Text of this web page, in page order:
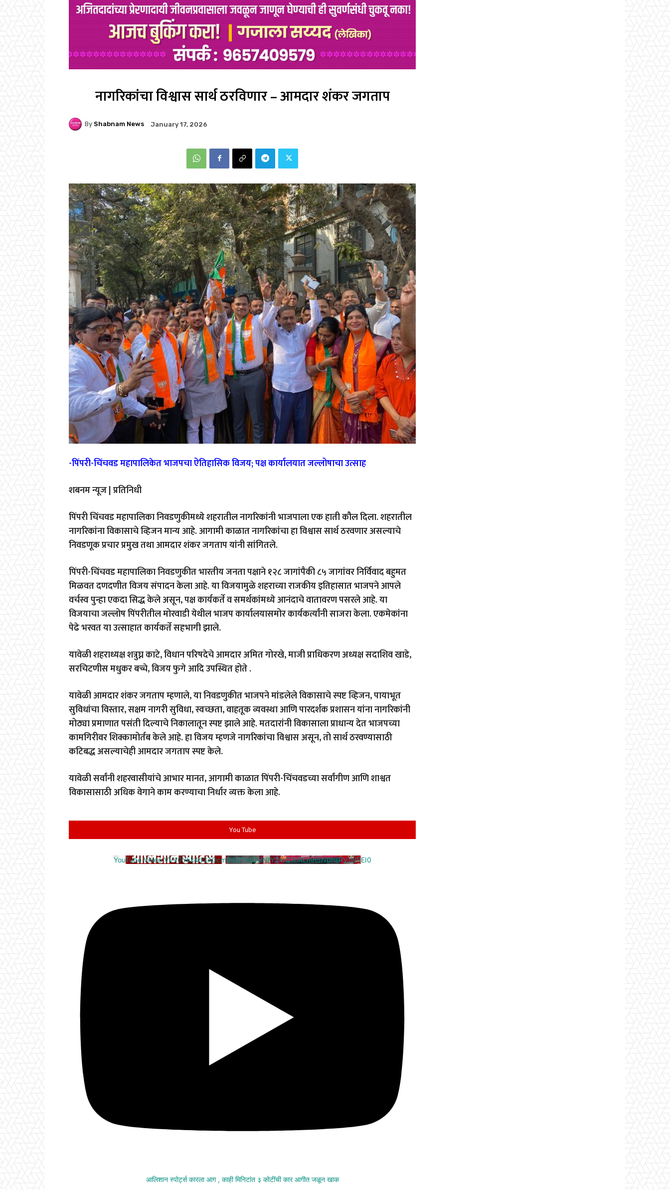
नागरिकांचा विश्वास सार्थ ठरविणार – आमदार शंकर जगताप
By Shabnam News January 17, 2026
-पिंपरी-चिंचवड महापालिकेत भाजपचा ऐतिहासिक विजय; पक्ष कार्यालयात जल्लोषाचा उत्साह
शबनम न्यूज | प्रतिनिधी
पिंपरी चिंचवड महापालिका निवडणुकीमध्ये शहरातील नागरिकांनी भाजपाला एक हाती कौल दिला. शहरातील
नागरिकांना विकासाचे व्हिजन मान्य आहे. आगामी काळात नागरिकांचा हा विश्वास सार्थ ठरवणार असल्याचे
निवडणूक प्रचार प्रमुख तथा आमदार शंकर जगताप यांनी सांगितले.
पिंपरी-चिंचवड महापालिका निवडणुकीत भारतीय जनता पक्षाने १२८ जागांपैकी ८५ जागांवर निर्विवाद बहुमत
मिळवत दणदणीत विजय संपादन केला आहे. या विजयामुळे शहराच्या राजकीय इतिहासात भाजपने आपले
वर्चस्व पुन्हा एकदा सिद्ध केले असून, पक्ष कार्यकर्ते व समर्थकांमध्ये आनंदाचे वातावरण पसरले आहे. या
विजयाचा जल्लोष पिंपरीतील मोरवाडी येथील भाजप कार्यालयासमोर कार्यकर्त्यांनी साजरा केला. एकमेकांना
पेढे भरवत या उत्साहात कार्यकर्ते सहभागी झाले.
यावेळी शहराध्यक्ष शत्रुघ्न काटे, विधान परिषदेचे आमदार अमित गोरखे, माजी प्राधिकरण अध्यक्ष सदाशिव खाडे,
सरचिटणीस मधुकर बच्चे, विजय फुगे आदि उपस्थित होते .
यावेळी आमदार शंकर जगताप म्हणाले, या निवडणुकीत भाजपने मांडलेले विकासाचे स्पष्ट व्हिजन, पायाभूत
सुविधांचा विस्तार, सक्षम नागरी सुविधा, स्वच्छता, वाहतूक व्यवस्था आणि पारदर्शक प्रशासन यांना नागरिकांनी
मोठ्या प्रमाणात पसंती दिल्याचे निकालातून स्पष्ट झाले आहे. मतदारांनी विकासाला प्राधान्य देत भाजपच्या
कामगिरीवर शिक्कामोर्तब केले आहे. हा विजय म्हणजे नागरिकांचा विश्वास असून, तो सार्थ ठरवण्यासाठी
कटिबद्ध असल्याचेही आमदार जगताप स्पष्ट केले.
यावेळी सर्वांनी शहरवासीयांचे आभार मानत, आगामी काळात पिंपरी-चिंचवडच्या सर्वांगीण आणि शाश्वत
विकासासाठी अधिक वेगाने काम करण्याचा निर्धार व्यक्त केला आहे.
You Tube
YouTube Video VVV0Ykk4d3A0cm94U1VaQUNfY2xrQ1hRLmh5N0hsRVJNREI0
आलिशान स्पोर्ट्स कारला आग , काही मिनिटांत ३ कोटींची कार आगीत जळून खाक